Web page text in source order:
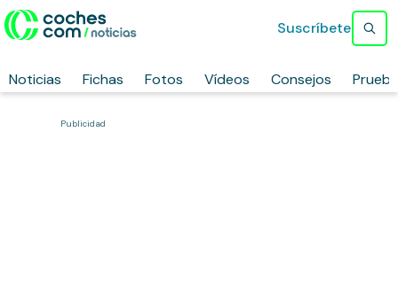
Noticias Fichas Fotos Vídeos Consejos
Suscríbete
Publicidad